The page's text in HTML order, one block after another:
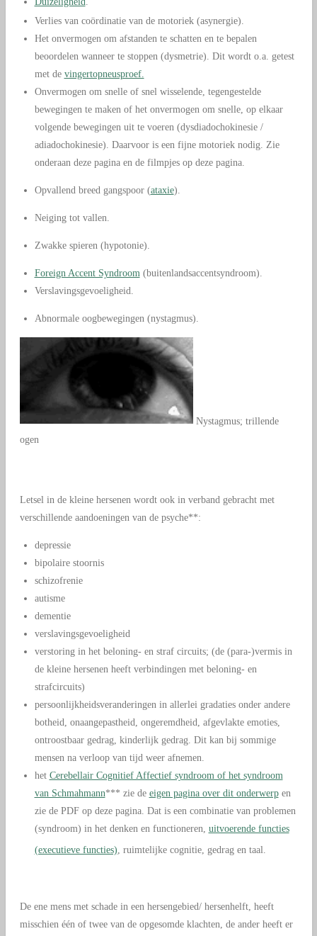
Verlies van coördinatie van de motoriek (asynergie).
Het onvermogen om afstanden te schatten en te bepalen
beoordelen wanneer te stoppen (dysmetrie). Dit wordt o.a. getest
met de vingertopneusproef.
Onvermogen om snelle of snel wisselende, tegengestelde
bewegingen te maken of het onvermogen om snelle, op elkaar
volgende bewegingen uit te voeren (dysdiadochokinesie /
adiadochokinesie). Daarvoor is een fijne motoriek nodig. Zie
onderaan deze pagina en de filmpjes op deze pagina.
Opvallend breed gangspoor (ataxie).
Neiging tot vallen.
Zwakke spieren (hypotonie).
Foreign Accent Syndroom (buitenlandsaccentsyndroom).
Verslavingsgevoeligheid.
Abnormale oogbewegingen (nystagmus).
Nystagmus; trillende
ogen
Letsel in de kleine hersenen wordt ook in verband gebracht met
verschillende aandoeningen van de psyche**:
depressie
bipolaire stoornis
schizofrenie
autisme
dementie
verslavingsgevoeligheid
verstoring in het beloning- en straf circuits; (de (para-)vermis in
de kleine hersenen heeft verbindingen met beloning- en
strafcircuits)
persoonlijkheidsveranderingen in allerlei gradaties onder andere
botheid, onaangepastheid, ongeremdheid, afgevlakte emoties,
ontroostbaar gedrag, kinderlijk gedrag. Dit kan bij sommige
mensen na verloop van tijd weer afnemen.
het Cerebellair Cognitief Affectief syndroom of het syndroom
van Schmahmann*** zie de eigen pagina over dit onderwerpen
zie de PDF op deze pagina. Dat is een combinatie van problemen
(syndroom) in het denken en functioneren, uitvoerende functies
(executieve functies), ruimtelijke cognitie, gedrag en taal.
De ene mens met schade in een hersengebied/ hersenhelft, heeft
misschien één of twee van de opgesomde klachten, de ander heeft er